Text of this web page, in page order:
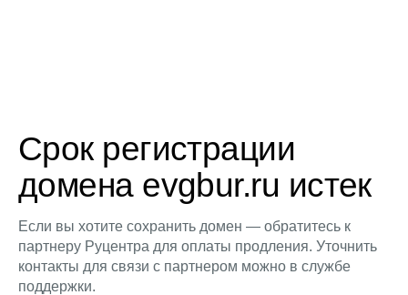
Срок регистрации
домена evgbur.ru истек
Если вы хотите сохранить домен — обратитесь к
партнеру Руцентра для оплаты продления. Уточнить
контакты для связи с партнером можно в службе
поддержки.